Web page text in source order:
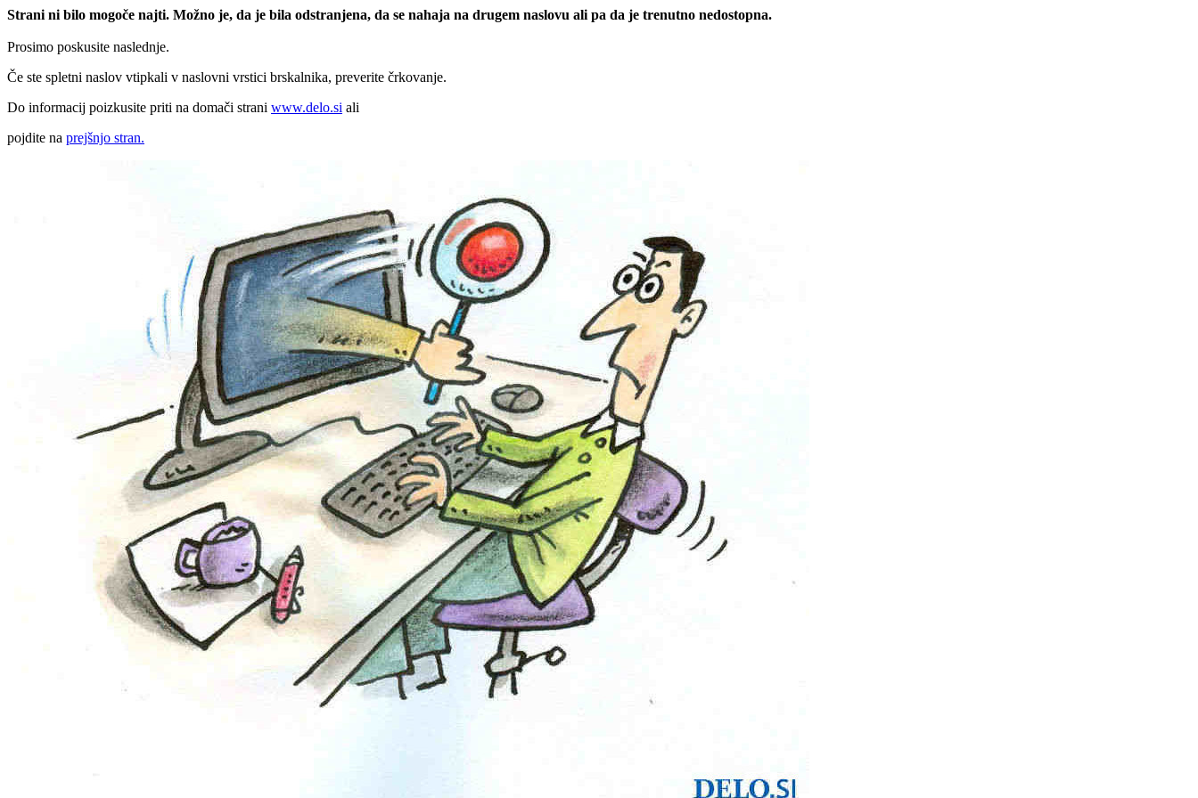
Strani ni bilo mogoče najti. Možno je, da je bila odstranjena, da se nahaja na drugem naslovu ali pa da je trenutno nedostopna.
Prosimo poskusite naslednje.
Če ste spletni naslov vtipkali v naslovni vrstici brskalnika, preverite črkovanje.
Do informacij poizkusite priti na domači strani www.delo.si ali
pojdite na prejšnjo stran.